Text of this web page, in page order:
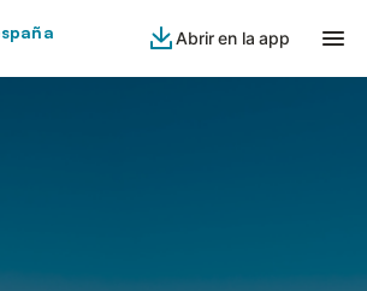
Abrir en la app